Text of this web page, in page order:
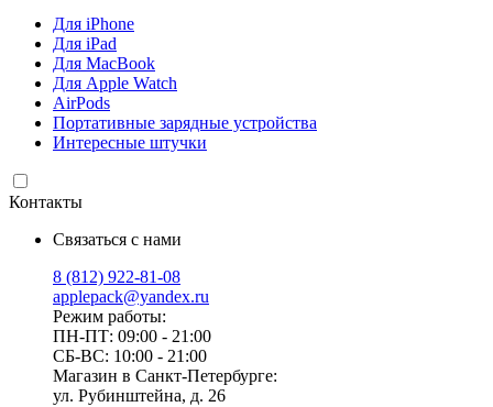
Для iPhone
Для iPad
Для MacBook
Для Apple Watch
AirPods
Портативные зарядные устройства
Интересные штучки
Контакты
Связаться с нами
8 (812) 922-81-08
applepack@yandex.ru
Режим работы:
ПН-ПТ: 09:00 - 21:00
СБ-ВС: 10:00 - 21:00
Магазин в Санкт-Петербурге:
ул. Рубинштейна, д. 26